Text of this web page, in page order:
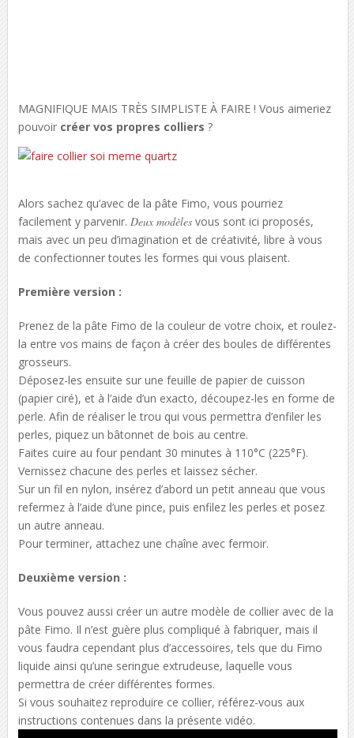
MAGNIFIQUE MAIS TRÈS SIMPLISTE À FAIRE ! Vous aimeriez
pouvoir créer vos propres colliers ?
Alors sachez qu’avec de la pâte Fimo, vous pourriez
facilement y parvenir. Deux modèlesvous sont ici proposés,
mais avec un peu d’imagination et de créativité, libre à vous
de confectionner toutes les formes qui vous plaisent.
Première version :
Prenez de la pâte Fimo de la couleur de votre choix, et roulez-
la entre vos mains de façon à créer des boules de différentes
grosseurs.
Déposez-les ensuite sur une feuille de papier de cuisson
(papier ciré), et à l’aide d’un exacto, découpez-les en forme de
perle. Afin de réaliser le trou qui vous permettra d’enfiler les
perles, piquez un bâtonnet de bois au centre.
Faites cuire au four pendant 30 minutes à 110°C (225°F).
Vernissez chacune des perles et laissez sécher.
Sur un fil en nylon, insérez d’abord un petit anneau que vous
refermez à l’aide d’une pince, puis enfilez les perles et posez
un autre anneau.
Pour terminer, attachez une chaîne avec fermoir.
Deuxième version :
Vous pouvez aussi créer un autre modèle de collier avec de la
pâte Fimo. Il n’est guère plus compliqué à fabriquer, mais il
vous faudra cependant plus d’accessoires, tels que du Fimo
liquide ainsi qu’une seringue extrudeuse, laquelle vous
permettra de créer différentes formes.
Si vous souhaitez reproduire ce collier, référez-vous aux
instructions contenues dans la présente vidéo.